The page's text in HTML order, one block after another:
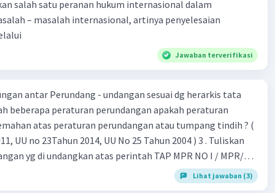
Level 32
14:56
·0.0(0) Balas
salah satu peranan hukum internasional dalam
– masalah internasional, artinya penyelesaian
Jawaban terverifikasi
antar Perundang - undangan sesuai dg herarkis tata
atas peraturan perundangan atau tumpang tindih ? (
no 23Tahun 2014, UU No 25 Tahun 2004 ) 3 . Tuliskan
yg di undangkan atas perintah TAP MPR NO I / MPR/
26 , Pasal 27,pasal ,pasal 28, pasal 29, pasal 30 ,pasal 31 dan
Lihat jawaban (3)